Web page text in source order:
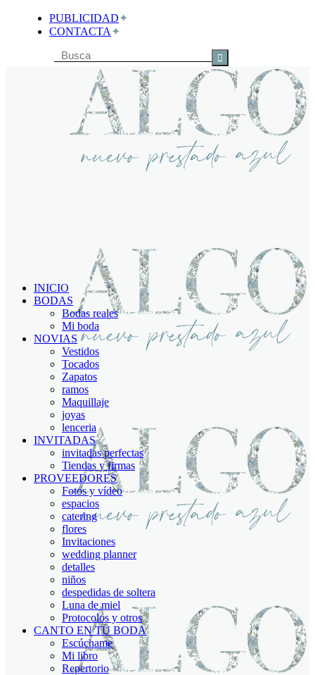
PUBLICIDAD
CONTACTA
Buscar
por:
INICIO
BODAS
Bodas reales
Mi boda
NOVIAS
Vestidos
Tocados
Zapatos
ramos
Maquillaje
joyas
lenceria
INVITADAS
invitadas perfectas
Tiendas y firmas
PROVEEDORES
Fotos y vídeo
espacios
catering
flores
Invitaciones
wedding planner
detalles
niños
despedidas de soltera
Luna de miel
Protocolos y otros
CANTO EN TU BODA
Escúchame
Mi libro
Repertorio